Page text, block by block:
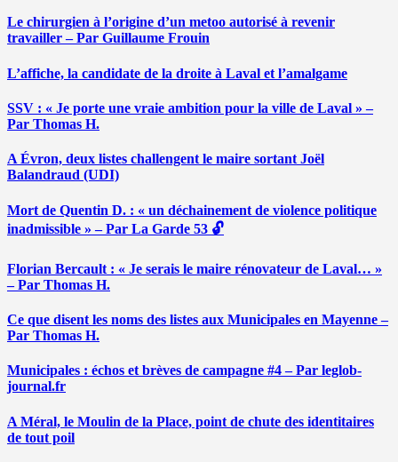
Le chirurgien à l’origine d’un metoo autorisé à revenir
travailler – Par Guillaume Frouin
L’affiche, la candidate de la droite à Laval et l’amalgame
SSV : « Je porte une vraie ambition pour la ville de Laval » –
Par Thomas H.
A Évron, deux listes challengent le maire sortant Joël
Balandraud (UDI)
Mort de Quentin D. : « un déchainement de violence politique
inadmissible » – Par La Garde 53 🔓
Florian Bercault : « Je serais le maire rénovateur de Laval… »
– Par Thomas H.
Ce que disent les noms des listes aux Municipales en Mayenne –
Par Thomas H.
Municipales : échos et brèves de campagne #4 – Par leglob-
journal.fr
A Méral, le Moulin de la Place, point de chute des identitaires
de tout poil